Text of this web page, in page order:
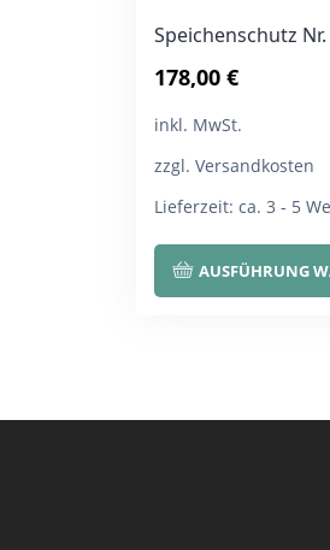
Speichenschutz
178,00€
inkl. MwSt.
zzgl. Versandkosten
Lieferzeit:ca. 3 - 5
AUSFÜHRUNG